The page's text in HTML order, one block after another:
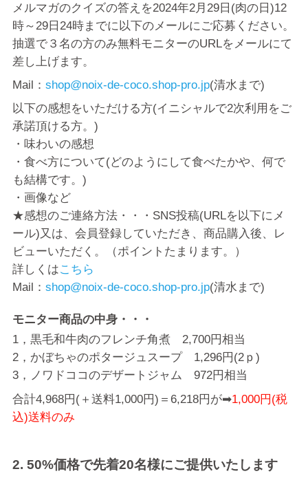
メルマガのクイズの答えを2024年2月29日(肉の日)12
時～29日24時までに以下のメールにご応募ください。
抽選で３名の方のみ無料モニターのURLをメールにて
差し上げます。
Mail： shop@noix-de-coco.shop-pro.jp(清水まで)
以下の感想をいただける方(イニシャルで2次利用をご
承諾頂ける方。)
・味わいの感想
・食べ方について(どのようにして食べたかや、何で
も結構です。)
・画像など
★感想のご連絡方法・・・SNS投稿(URLを以下にメ
ール)又は、会員登録していただき、商品購入後、レ
ビューいただく。（ポイントたまります。）
詳しくはこちら
Mail： shop@noix-de-coco.shop-pro.jp(清水まで)
モニター商品の中身・・・
1，黒毛和牛肉のフレンチ角煮 2,700円相当
2，かぼちゃのポタージュスープ 1,296円(2ｐ)
3，ノワドココのデザートジャム 972円相当
合計4,968円(＋送料1,000円)＝6,218円が➡1,000円(税
込)送料のみ
2. 50%価格で先着20名様にご提供いたします